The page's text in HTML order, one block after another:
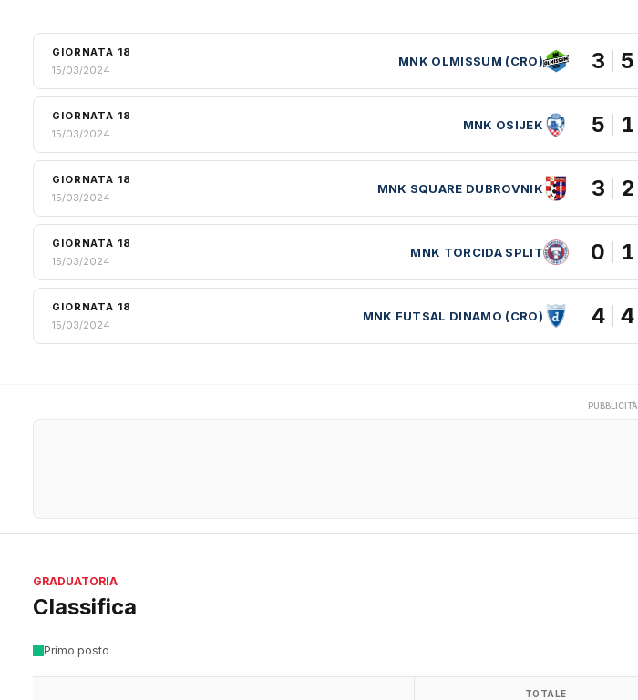
GIORNATA 18
15/03/2024
MNK OLMISSUM (CRO) 3 5
GIORNATA 18
15/03/2024
MNK OSIJEK 5 1
GIORNATA 18
15/03/2024
MNK SQUARE DUBROVNIK 3 2
GIORNATA 18
15/03/2024
MNK TORCIDA SPLIT 0 1
GIORNATA 18
15/03/2024
MNK FUTSAL DINAMO (CRO) 4 4
PUBBLICITÀ
GRADUATORIA
Classifica
Primo posto
TOTALE